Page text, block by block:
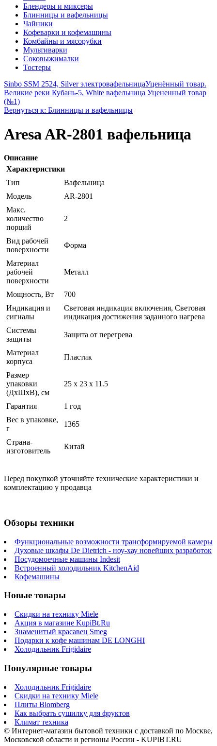
Блендеры и миксеры
Блинницы и вафельницы
Чайники
Кофеварки и кофемашины
Комбайны и мясорубки
Мультиварки
Соковыжималки
Тостеры
Sinbo SSM 2524, Silver электровафельницаУценённый товар.
Великие реки Кубань-5, White вафельница Уцененный товар
(№1)
Вернуться к: Блинницы и вафельницы
Aresa AR-2801 вафельница
Описание
Характеристики
Тип
Вафельница
Модель
AR-2801
Макс.
количество
порций
2
Вид рабочей
поверхности
Форма
Материал
рабочей
поверхности
Металл
Мощность, Вт
700
Индикация и
сигналы
Световая индикация включения, Световая
индикация достижения заданного нагрева
Системы
защиты
Защита от перегрева
Материал
корпуса
Пластик
Размер
упаковки
(ДхШхВ), см
25 x 23 x 11.5
Гарантия
1 год
Вес в упаковке,
г
1365
Страна-
изготовитель
Китай
Перед покупкой уточняйте технические характеристики и
комплектацию у продавца
Обзоры техники
Функциональные возможности трансформируемой камеры
Духовые шкафы De Dietrich - ноу-хау новейших разработок
Посудомоечные машины Indesit
Встроенный холодильник KitchenAid
Кофемашины
Новые товары
Скидки на технику Miele
Акция в магазине KupiBt.Ru
Знаменитый красавец Smeg
Подарки к кофе машинам DE LONGHI
Холодильник Frigidaire
Популярные товары
Холодильник Frigidaire
Скидки на технику Miele
Плиты Blomberg
Как выбрать сушилку для фруктов
Климат техника
© Интернет-магазин бытовой техники с доставкой по Москве,
Московской области и регионы России - KUPIBT.RU